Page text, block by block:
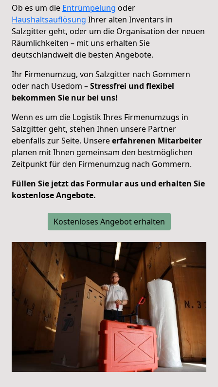
Ob es um die Entrümpelung oder
Haushaltsauflösung Ihrer alten Inventars in
Salzgitter geht, oder um die Organisation der neuen
Räumlichkeiten – mit uns erhalten Sie
deutschlandweit die besten Angebote.
Ihr Firmenumzug, von Salzgitter nach Gommern
oder nach Usedom –Stressfrei und flexibel
bekommen Sie nur bei uns!
Wenn es um die Logistik Ihres Firmenumzugs in
Salzgitter geht, stehen Ihnen unsere Partner
ebenfalls zur Seite. Unsereerfahrenen Mitarbeiter
planen mit Ihnen gemeinsam den bestmöglichen
Zeitpunkt für den Firmenumzug nach Gommern.
Füllen Sie jetzt das Formular aus und erhalten Sie
kostenlose Angebote.
Kostenloses Angebot erhalten